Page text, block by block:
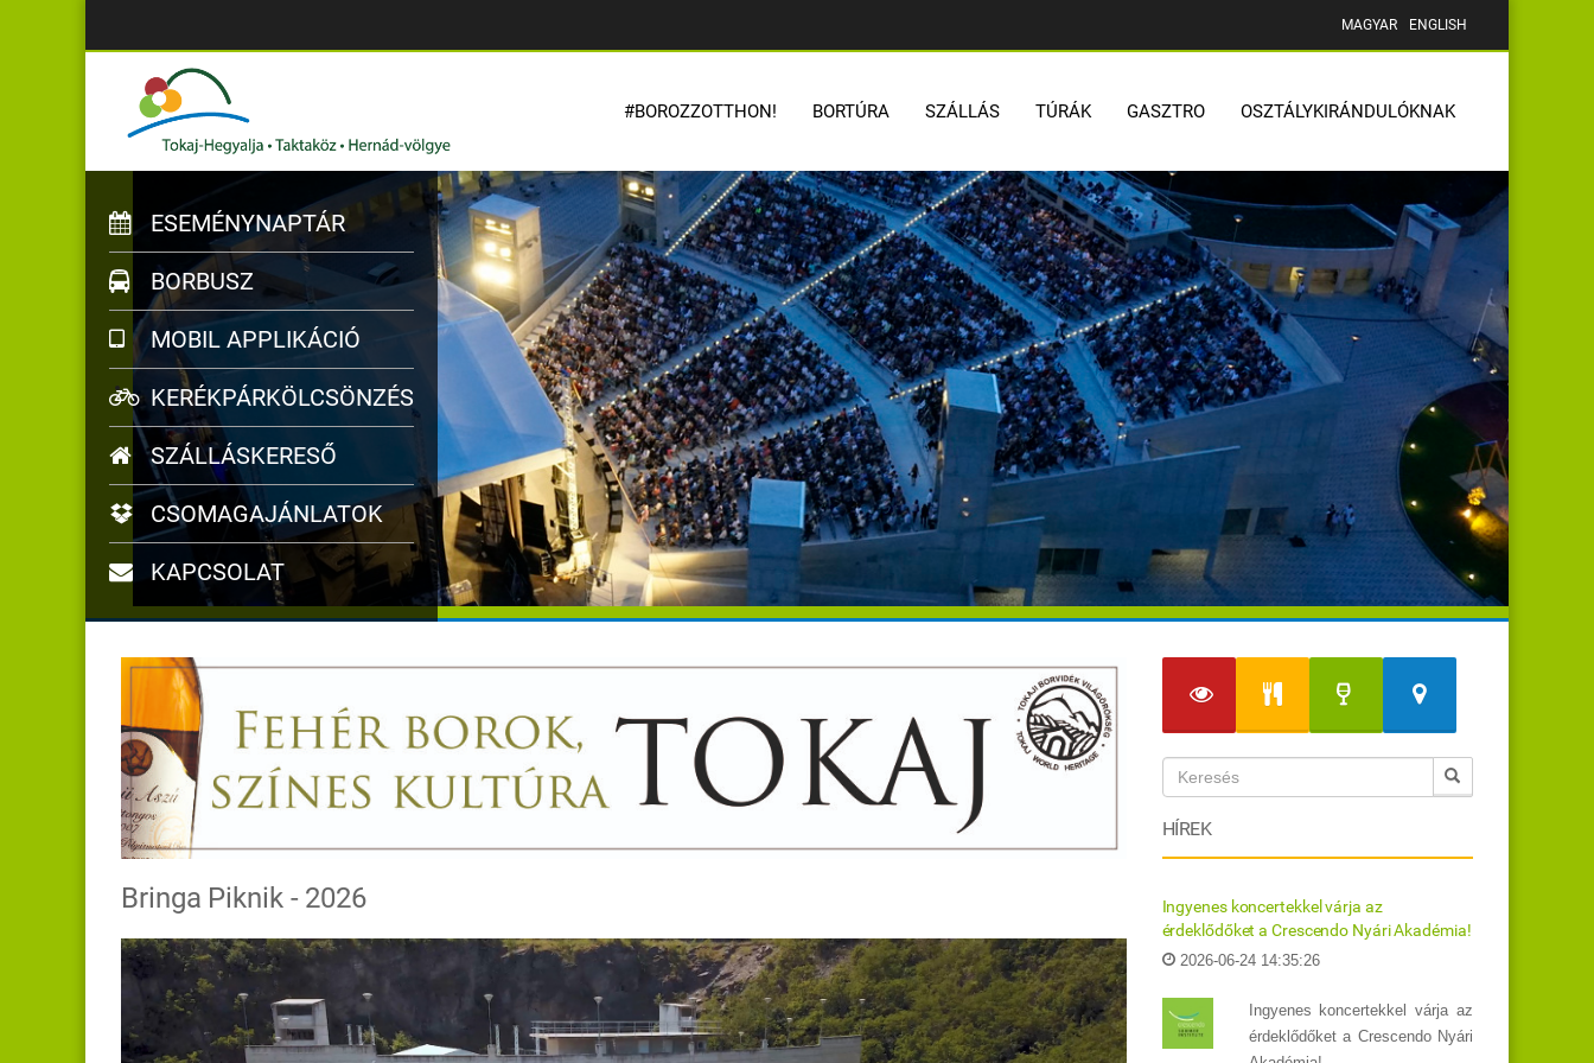
MAGYAR ENGLISH
#BOROZZOTTHON! BORTÚRA SZÁLLÁS TÚRÁK GASZTRO OSZTÁLYKIRÁNDULÓKNAK
ESEMÉNYNAPTÁR
BORBUSZ
MOBIL APPLIKÁCIÓ
KERÉKPÁRKÖLCSÖNZÉS
SZÁLLÁSKERESŐ
CSOMAGAJÁNLATOK
KAPCSOLAT
Bringa Piknik - 2026
HÍREK
Ingyenes koncertekkel várja az
érdeklődőket a Crescendo Nyári Akadémia!
2026-06-24 14:35:26
Ingyenes koncertekkel várja az
érdeklődőket a Crescendo Nyári